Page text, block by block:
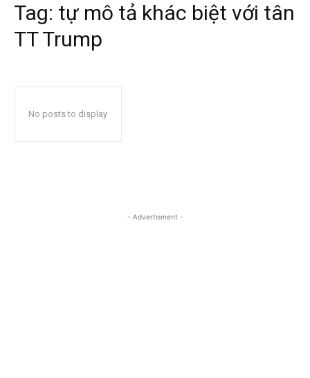
Tag: tự mô tả khác biệt với tân
TT Trump
No posts to display
- Advertisment -